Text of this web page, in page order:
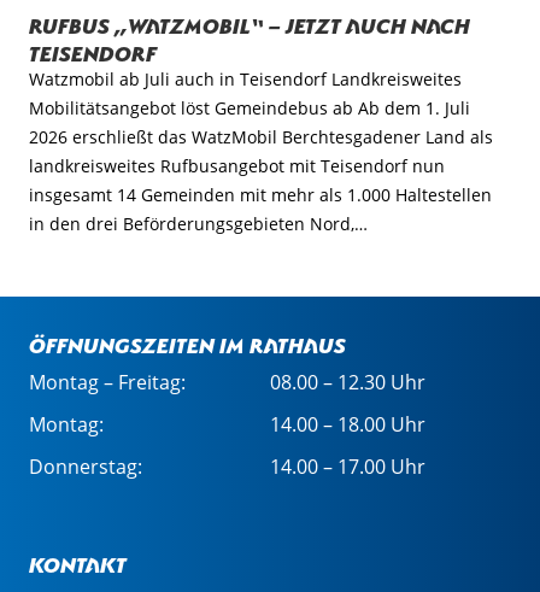
Rufbus „WatzMobil“ – jetzt auch nach
Teisendorf
Watzmobil ab Juli auch in Teisendorf Landkreisweites
Mobilitätsangebot löst Gemeindebus ab Ab dem 1. Juli
2026 erschließt das WatzMobil Berchtesgadener Land als
landkreisweites Rufbusangebot mit Teisendorf nun
insgesamt 14 Gemeinden mit mehr als 1.000 Haltestellen
in den drei Beförderungsgebieten Nord,…
Öffnungszeiten im Rathaus
Montag – Freitag:
08.00 – 12.30 Uhr
Montag:
14.00 – 18.00 Uhr
Donnerstag:
14.00 – 17.00 Uhr
Kontakt